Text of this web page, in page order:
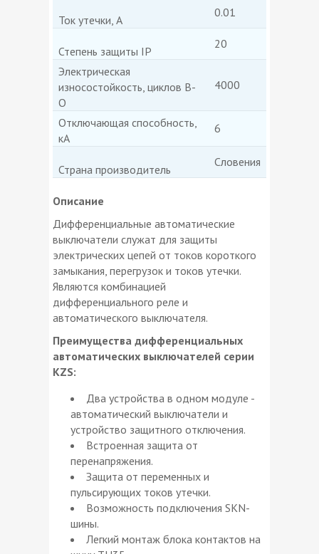
Ток утечки, А
0.01
Степень защиты IP
20
Электрическая
износостойкость, циклов В-
О
4000
Отключающая способность,
кА
6
Страна производитель
Словения
Описание
Дифференциальные автоматические
выключатели служат для защиты
электрических цепей от токов короткого
замыкания, перегрузок и токов утечки.
Являются комбинацией
дифференциального реле и
автоматического выключателя.
Преимущества дифференциальных
автоматических выключателей серии
KZS:
Два устройства в одном модуле -
автоматический выключатели и
устройство защитного отключения.
Встроенная защита от
перенапряжения.
Защита от переменных и
пульсирующих токов утечки.
Возможность подключения SKN-
шины.
Легкий монтаж блока контактов на